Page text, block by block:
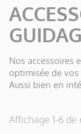
Nos accessoires
optimisée de vos
Aussi bien en
Affichage 1-6 de